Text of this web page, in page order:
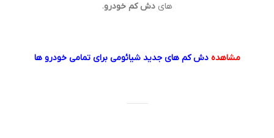
های دش کم خودرو.
مشاهده دش کم های جدید شیائومی برای تمامی خودرو ها